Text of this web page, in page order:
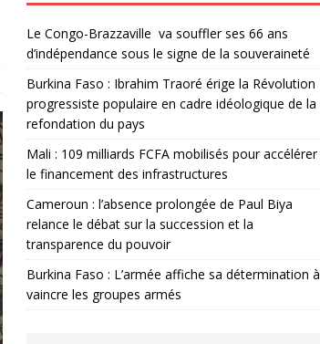
Le Congo-Brazzaville va souffler ses 66 ans
d’indépendance sous le signe de la souveraineté
Burkina Faso : Ibrahim Traoré érige la Révolution
progressiste populaire en cadre idéologique de la
refondation du pays
Mali : 109 milliards FCFA mobilisés pour accélérer
le financement des infrastructures
Cameroun : l’absence prolongée de Paul Biya
relance le débat sur la succession et la
transparence du pouvoir
Burkina Faso : L’armée affiche sa détermination à
vaincre les groupes armés